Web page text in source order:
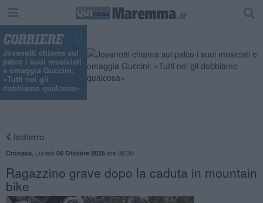
Jovanotti chiama sul
palco i suoi musicisti
e omaggia Guccini:
«Tutti noi gli
dobbiamo qualcosa»
Indietro
Cronaca Lunedì 06 Ottobre 2025ore 08:30
Ragazzino grave dopo la caduta in mountain
bike